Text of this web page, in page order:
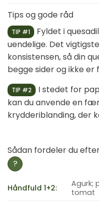
Tips og gode råd
TIP #1
Fyldet i
uendelige. Det
konsistensen, så din
begge sider og ikke
TIP #2
I stedet for
kan du anvende en
krydderiblanding, der
Sådan fordeler du
?
Håndfuld 1+2:
Agurk;
tomat